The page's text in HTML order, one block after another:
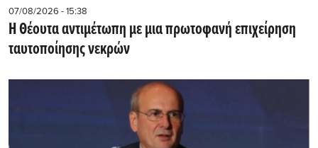
07/08/2026 - 15:38
Η Θέουτα αντιμέτωπη με μια πρωτοφανή επιχείρηση
ταυτοποίησης νεκρών